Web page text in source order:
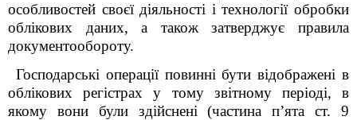
особливостей своєї діяльності і технології обробки
облікових даних, а також затверджує правила
документообороту.
Господарські операції повинні бути відображені в
облікових регістрах у тому звітному періоді, в
якому вони були здійснені (частина п’ята ст. 9